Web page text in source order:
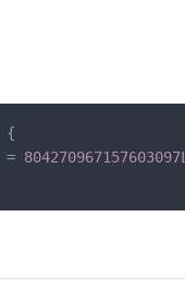
{
= 804270967157603097L